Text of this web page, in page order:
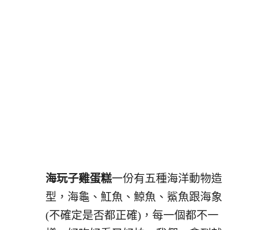
海玩子雞蛋糕一份有五種海洋動物造
型，海龜、魟魚、鯨魚、鯊魚跟海象
(不確定是否都正確)，每一個都不一